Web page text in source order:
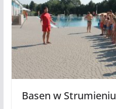
Basen w Strumieniu